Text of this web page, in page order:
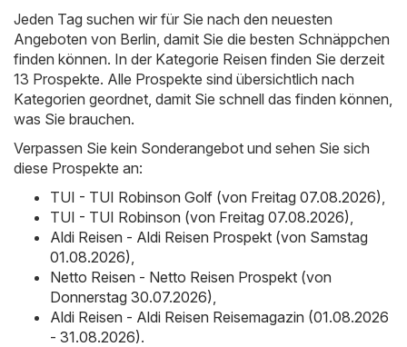
Jeden Tag suchen wir für Sie nach den neuesten
Angeboten von Berlin, damit Sie die besten Schnäppchen
finden können. In der Kategorie Reisen finden Sie derzeit
13 Prospekte. Alle Prospekte sind übersichtlich nach
Kategorien geordnet, damit Sie schnell das finden können,
was Sie brauchen.
Verpassen Sie kein Sonderangebot und sehen Sie sich
diese Prospekte an:
TUI - TUI Robinson Golf (von Freitag 07.08.2026)
TUI - TUI Robinson (von Freitag 07.08.2026)
Aldi Reisen - Aldi Reisen Prospekt (von Samstag
01.08.2026)
Netto Reisen - Netto Reisen Prospekt (von
Donnerstag 30.07.2026)
Aldi Reisen - Aldi Reisen Reisemagazin (01.08.2026
- 31.08.2026).